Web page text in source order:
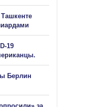
19
Берлин